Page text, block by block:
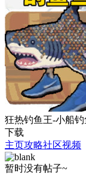
狂热钓鱼王-小船
下载
主页攻略社区视频
暂时没有帖子~